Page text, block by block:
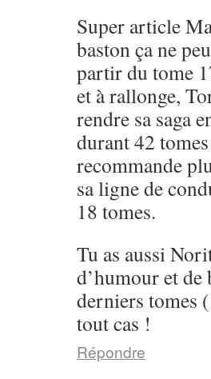
Super article
baston ça ne
partir du tome
et à rallonge,
rendre sa saga
durant 42
recommande
sa ligne de
18 tomes.
Tu as aussi
d’humour et de
derniers tomes
tout cas !
Répondre